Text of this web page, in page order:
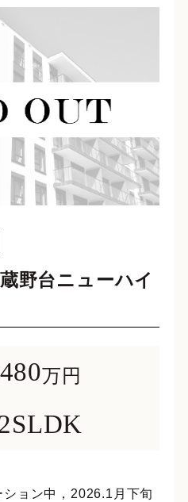
野台ニューハイ
万円
ション中，2026.1月下旬